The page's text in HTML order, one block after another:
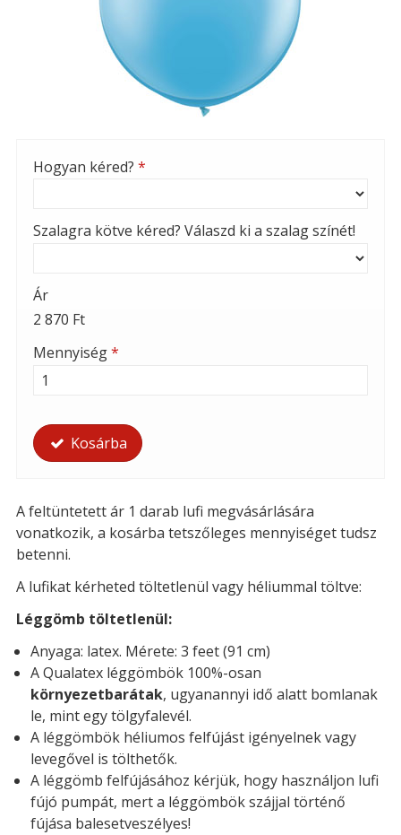
Hogyan kéred? *
Szalagra kötve kéred? Válaszd ki a szalag színét!
Ár
2 870 Ft
Mennyiség*
Kosárba
A feltüntetett ár 1 darab lufi megvásárlására
vonatkozik, a kosárba tetszőleges mennyiséget tudsz
betenni.
A lufikat kérheted töltetlenül vagy héliummal töltve:
Léggömb töltetlenül:
Anyaga: latex. Mérete: 3 feet (91 cm)
A Qualatex léggömbök 100%-osan
környezetbarátak, ugyanannyi idő alatt bomlanak
le, mint egy tölgyfalevél.
A léggömbök héliumos felfújást igényelnek vagy
levegővel is tölthetők.
A léggömb felfújásához kérjük, hogy használjon lufi
fújó pumpát, mert a léggömbök szájjal történő
fújása balesetveszélyes!